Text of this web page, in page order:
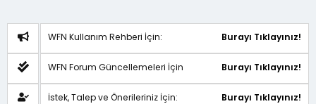
WFN Kullanım Rehberi İçin: Burayı Tıklayınız!
WFN Forum Güncellemeleri İçin Burayı Tıklayınız!
İstek, Talep ve Önerileriniz İçin: Burayı Tıklayınız!